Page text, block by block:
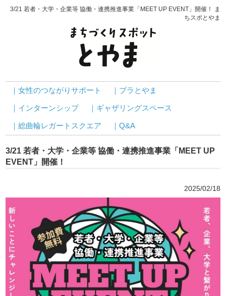
3/21 若者・大学・企業等 協働・連携推進事業「MEET UP EVENT」開催！ ま
ちスポとやま
｜女性のつながりサポート ｜ブラとやま
｜インターンシップ ｜ギャザリングスペース
｜総曲輪レガートスクエア ｜Q&A
3/21 若者・大学・企業等 協働・連携推進事業「MEET UP
EVENT」開催！
2025/02/18